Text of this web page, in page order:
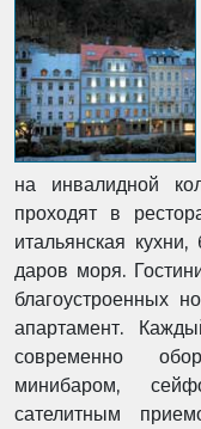
на инвалидной
проходят в
итальянская
даров моря.
благоустроенных
апартамент.
современно
минибаром,
сателитным